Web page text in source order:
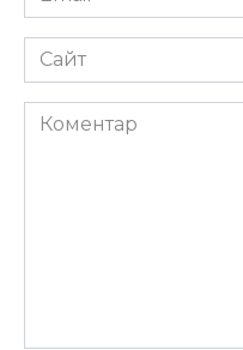
*
Сайт
Коментар